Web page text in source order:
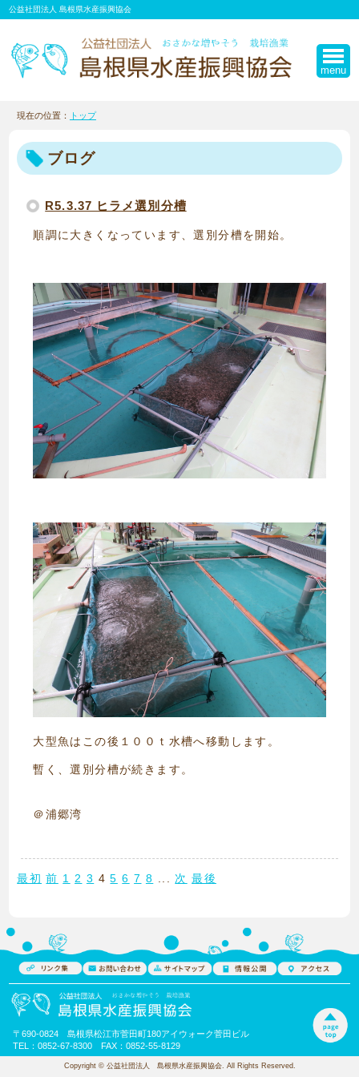
このページの本文へ
公益社団法人 島根県水産振興協会
menu
現在の位置： トップ
ブログ
R5.3.37 ヒラメ選別分槽
順調に大きくなっています、選別分槽を開始。
大型魚はこの後１００ｔ水槽へ移動します。
暫く、選別分槽が続きます。
＠浦郷湾
最初 前 1 2 3 45 6 7 8 次 最後
〒690-0824 島根県松江市菅田町180アイウォーク菅田ビル
TEL：0852-67-8300 FAX：0852-55-8129
Copyright © 公益社団法人 島根県水産振興協会. All Rights Reserved.